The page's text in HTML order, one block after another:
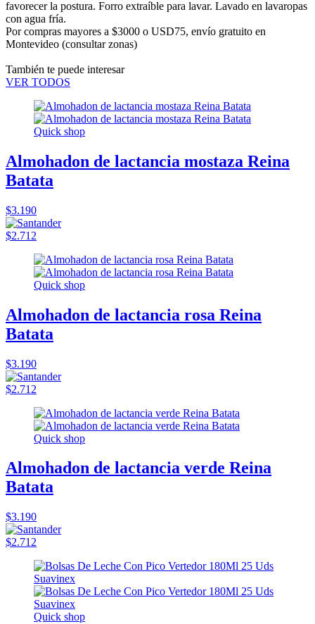
favorecer la postura. Forro extraíble para lavar. Lavado en lavaropas
con agua fría.
Por compras mayores a $3000 o USD75, envío gratuito en
Montevideo (consultar zonas)
También te puede interesar
VER TODOS
Quick shop
Almohadon de lactancia mostaza Reina
Batata
$3.190
$2.712
Quick shop
Almohadon de lactancia rosa Reina
Batata
$3.190
$2.712
Quick shop
Almohadon de lactancia verde Reina
Batata
$3.190
$2.712
Quick shop